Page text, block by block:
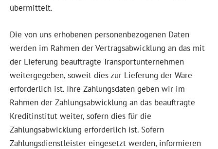
übermittelt.
Die von uns erhobenen personenbezogenen Daten
werden im Rahmen der Vertragsabwicklung an das mit
der Lieferung beauftragte Transportunternehmen
weitergegeben, soweit dies zur Lieferung der Ware
erforderlich ist. Ihre Zahlungsdaten geben wir im
Rahmen der Zahlungsabwicklung an das beauftragte
Kreditinstitut weiter, sofern dies für die
Zahlungsabwicklung erforderlich ist. Sofern
Zahlungsdienstleister eingesetzt werden, informieren